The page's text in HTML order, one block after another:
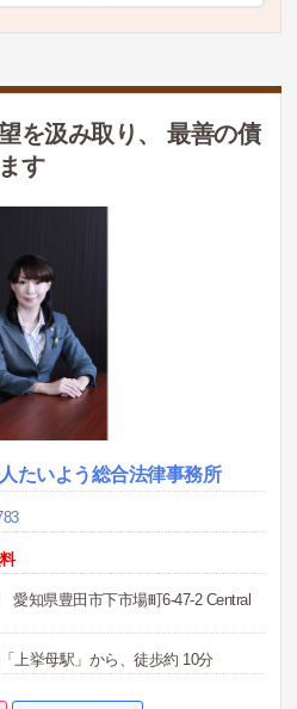
を汲み取り、 最善の債
す
たいよう総合法律事務所
愛知県豊田市下市場町6-47-2 Central
上挙母駅」から、徒歩約 10分